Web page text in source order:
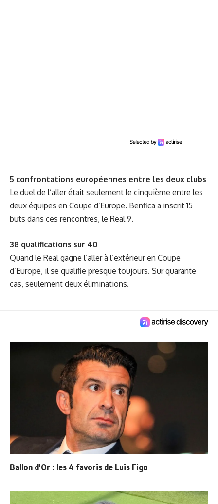
5 confrontations européennes entre les deux clubs
Le duel de l’aller était seulement le cinquième entre les
deux équipes en Coupe d’Europe. Benfica a inscrit 15
buts dans ces rencontres, le Real 9.
38 qualifications sur 40
Quand le Real gagne l’aller à l’extérieur en Coupe
d’Europe, il se qualifie presque toujours. Sur quarante
cas, seulement deux éliminations.
Ballon d'Or : les 4 favoris de Luis Figo